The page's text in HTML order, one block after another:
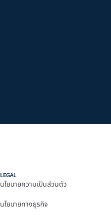
LEGAL
นโยบายความเป็นส่วนตัว
นโยบายทางธุรกิจ